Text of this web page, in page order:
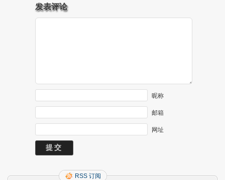
发表评论
昵称
邮箱
网址
RSS 订阅